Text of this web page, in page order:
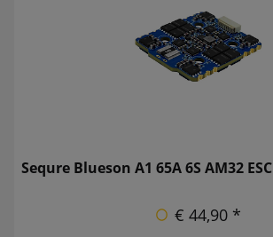
Sequre Blueson A1 65A 6S AM32 ESC
€ 44,90 *